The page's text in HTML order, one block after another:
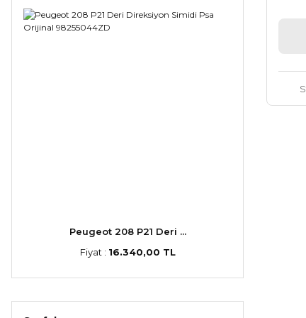
Peugeot 208 P21 Deri ...
Fiyat : 16.340,00 TL